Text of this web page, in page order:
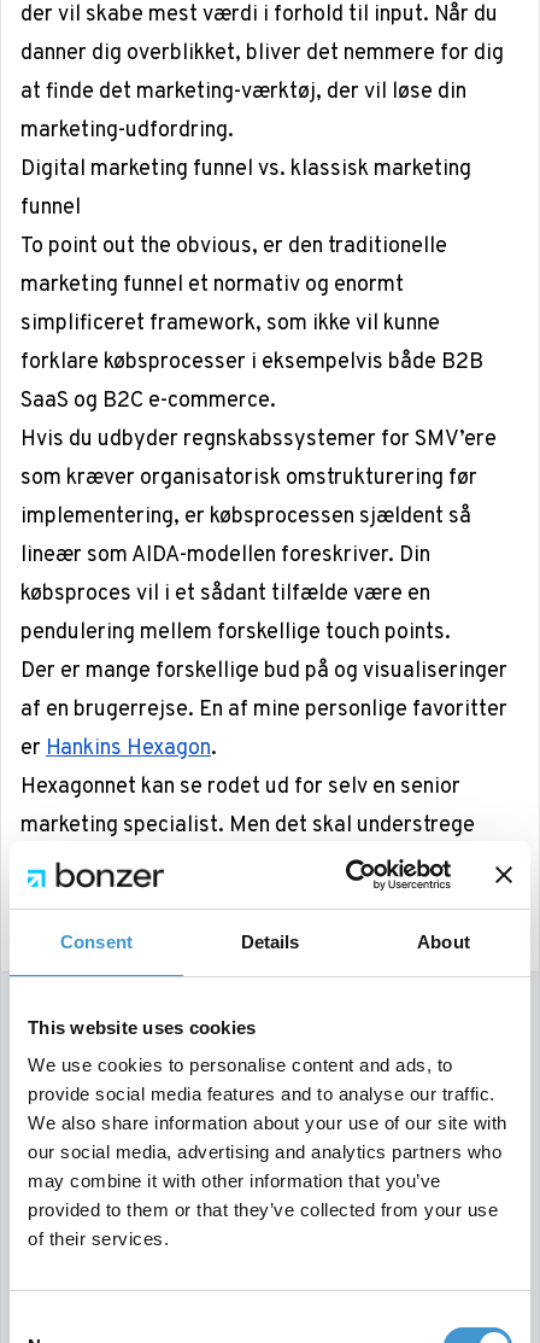
Consent Details About
This website uses cookies
We use cookies to personalise content and ads, to
provide social media features and to analyse our traffic.
We also share information about your use of our site with
our social media, advertising and analytics partners who
may combine it with other information that you’ve
provided to them or that they’ve collected from your use
of their services.
der vil skabe mest værdi i forhold til input. Når du
danner dig overblikket, bliver det nemmere for dig
at finde det marketing-værktøj, der vil løse din
marketing-udfordring.
Digital marketing funnel vs. klassisk marketing
funnel
To point out the obvious, er den traditionelle
marketing funnel et normativ og enormt
simplificeret framework, som ikke vil kunne
forklare købsprocesser i eksempelvis både B2B
SaaS og B2C e-commerce.
Hvis du udbyder regnskabssystemer for SMV’ere
som kræver organisatorisk omstrukturering før
implementering, er købsprocessen sjældent så
lineær som AIDA-modellen foreskriver. Din
købsproces vil i et sådant tilfælde være en
pendulering mellem forskellige touch points.
Der er mange forskellige bud på og visualiseringer
af en brugerrejse. En af mine personlige favoritter
er Hankins Hexagon.
Hexagonnet kan se rodet ud for selv en senior
marketing specialist. Men det skal understrege
hovedpointen:brugerrejser er rodede og kan ofte
ikke sættes på simple formler.